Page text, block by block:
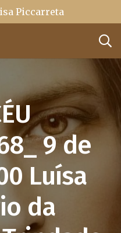
Piccarreta
9 de
Luísa
da